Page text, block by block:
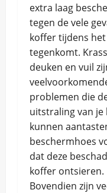
extra laag
tegen de vele
koffer tijdens
tegenkomt.
deuken en vuil
problemen die
uitstraling van je
kunnen
beschermhoes
dat deze
koffer ontsieren.
Bovendien zijn